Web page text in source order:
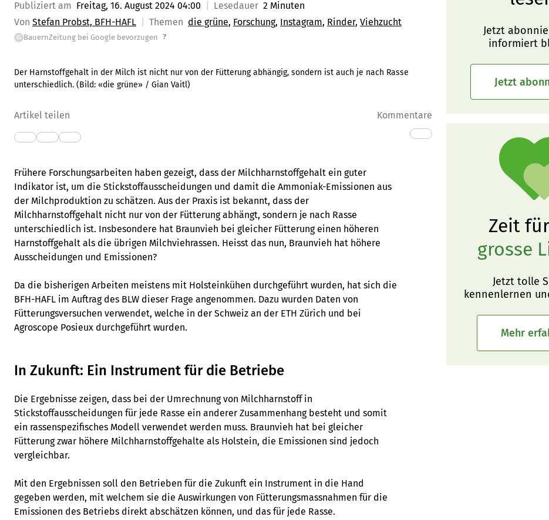
Publiziert am Freitag, 16. August 2024 04:00 Lesedauer 2 Minuten
Von Stefan Probst, BFH-HAFL Themen die grüne Forschung Instagram Rinder Viehzucht
G BauernZeitung bei Google bevorzugen ?
Der Harnstoffgehalt in der Milch ist nicht nur von der Fütterung abhängig, sondern ist auch je nach Rasse
unterschiedlich. (Bild: «die grüne» / Gian Vaitl)
Artikel teilen Kommentare
Frühere Forschungsarbeiten haben gezeigt, dass der Milchharnstoffgehalt ein guter
Indikator ist, um die Stickstoffausscheidungen und damit die Ammoniak-Emissionen aus
der Milchproduktion zu schätzen. Aus der Praxis ist bekannt, dass der
Milchharnstoffgehalt nicht nur von der Fütterung abhängt, sondern je nach Rasse
unterschiedlich ist. Insbesondere hat Braunvieh bei gleicher Fütterung einen höheren
Harnstoffgehalt als die übrigen Milchviehrassen. Heisst das nun, Braunvieh hat höhere
Ausscheidungen und Emissionen?
Da die bisherigen Arbeiten meistens mit Holsteinkühen durchgeführt wurden, hat sich die
BFH-HAFL im Auftrag des BLW dieser Frage angenommen. Dazu wurden Daten von
Fütterungsversuchen verwendet, welche in der Schweiz an der ETH Zürich und bei
Agroscope Posieux durchgeführt wurden.
In Zukunft: Ein Instrument für die Betriebe
Die Ergebnisse zeigen, dass bei der Umrechnung von Milchharnstoff in
Stickstoffausscheidungen für jede Rasse ein anderer Zusammenhang besteht und somit
ein rassenspezifisches Modell verwendet werden muss. Braunvieh hat bei gleicher
Fütterung zwar höhere Milchharnstoffgehalte als Holstein, die Emissionen sind jedoch
vergleichbar.
Mit den Ergebnissen soll den Betrieben für die Zukunft ein Instrument in die Hand
gegeben werden, mit welchem sie die Auswirkungen von Fütterungsmassnahmen für die
Emissionen des Betriebs direkt abschätzen können, und das für jede Rasse.
Jetzt
informiert
Jetzt
Zeit
grosse
Jetzt tolle
kennenlernen
Mehr